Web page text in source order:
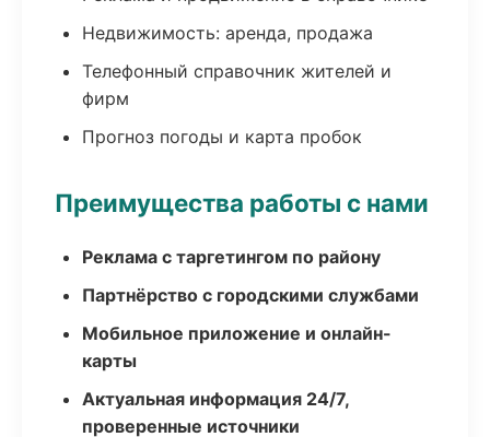
Недвижимость: аренда, продажа
Телефонный справочник жителей и
фирм
Прогноз погоды и карта пробок
Преимущества работы с нами
Реклама с таргетингом по району
Партнёрство с городскими службами
Мобильное приложение и онлайн-
карты
Актуальная информация 24/7,
проверенные источники